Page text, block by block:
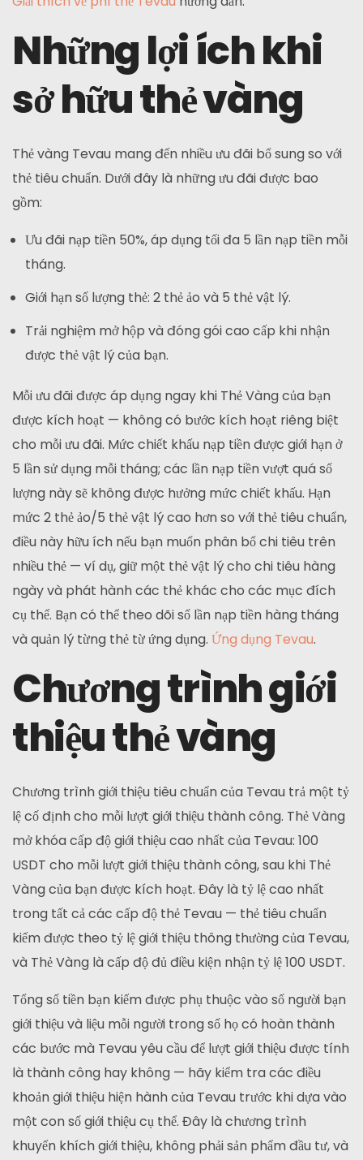
Những lợi ích khi
sở hữu thẻ vàng
Thẻ vàng Tevau mang đến nhiều ưu đãi bổ sung so với
thẻ tiêu chuẩn. Dưới đây là những ưu đãi được bao
gồm:
Ưu đãi nạp tiền 50%, áp dụng tối đa 5 lần nạp tiền mỗi
tháng.
Giới hạn số lượng thẻ: 2 thẻ ảo và 5 thẻ vật lý.
Trải nghiệm mở hộp và đóng gói cao cấp khi nhận
được thẻ vật lý của bạn.
Mỗi ưu đãi được áp dụng ngay khi Thẻ Vàng của bạn
được kích hoạt — không có bước kích hoạt riêng biệt
cho mỗi ưu đãi. Mức chiết khấu nạp tiền được giới hạn ở
5 lần sử dụng mỗi tháng; các lần nạp tiền vượt quá số
lượng này sẽ không được hưởng mức chiết khấu. Hạn
mức 2 thẻ ảo/5 thẻ vật lý cao hơn so với thẻ tiêu chuẩn,
điều này hữu ích nếu bạn muốn phân bổ chi tiêu trên
nhiều thẻ — ví dụ, giữ một thẻ vật lý cho chi tiêu hàng
ngày và phát hành các thẻ khác cho các mục đích
cụ thể. Bạn có thể theo dõi số lần nạp tiền hàng tháng
và quản lý từng thẻ từ ứng dụng. Ứng dụng Tevau.
Chương trình giới
thiệu thẻ vàng
Chương trình giới thiệu tiêu chuẩn của Tevau trả một tỷ
lệ cố định cho mỗi lượt giới thiệu thành công. Thẻ Vàng
mở khóa cấp độ giới thiệu cao nhất của Tevau: 100
USDT cho mỗi lượt giới thiệu thành công, sau khi Thẻ
Vàng của bạn được kích hoạt. Đây là tỷ lệ cao nhất
trong tất cả các cấp độ thẻ Tevau — thẻ tiêu chuẩn
kiếm được theo tỷ lệ giới thiệu thông thường của Tevau,
và Thẻ Vàng là cấp độ đủ điều kiện nhận tỷ lệ 100 USDT.
Tổng số tiền bạn kiếm được phụ thuộc vào số người bạn
giới thiệu và liệu mỗi người trong số họ có hoàn thành
các bước mà Tevau yêu cầu để lượt giới thiệu được tính
là thành công hay không — hãy kiểm tra các điều
khoản giới thiệu hiện hành của Tevau trước khi dựa vào
một con số giới thiệu cụ thể. Đây là chương trình
khuyến khích giới thiệu, không phải sản phẩm đầu tư, và